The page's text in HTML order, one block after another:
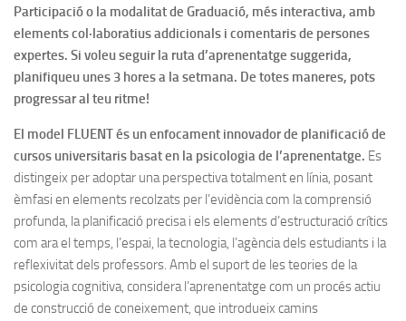
Participació o la modalitat de Graduació, més interactiva, amb
elements col·laboratius addicionals i comentaris de persones
expertes. Si voleu seguir la ruta d’aprenentatge suggerida,
planifiqueu unes 3 hores a la setmana. De totes maneres, pots
progressar al teu ritme!
El model FLUENT és un enfocament innovador de planificació de
cursos universitaris basat en la psicologia de l’aprenentatge. Es
distingeix per adoptar una perspectiva totalment en línia, posant
èmfasi en elements recolzats per l’evidència com la comprensió
profunda, la planificació precisa i els elements d’estructuració crítics
com ara el temps, l’espai, la tecnologia, l’agència dels estudiants i la
reflexivitat dels professors. Amb el suport de les teories de la
psicologia cognitiva, considera l’aprenentatge com un procés actiu
de construcció de coneixement, que introdueix camins